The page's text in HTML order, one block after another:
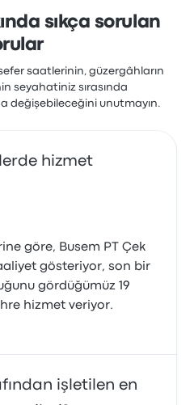
sıkça sorulan
saatlerinin, güzergâhların
seyahatiniz sırasında
değişebileceğini unutmayın.
hizmet
göre, Busem PT Çek
gösteriyor, son bir
gördüğümüz 19
hizmet veriyor.
işletilen en